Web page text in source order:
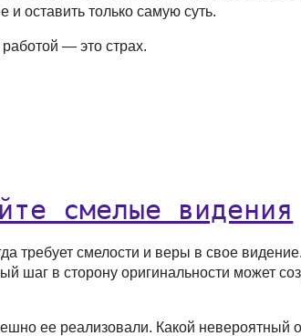
оставить только самую суть.
— это страх.
смелые видения
требует смелости и веры в свое
шаг в сторону оригинальности может
ее реализовали. Какой невероятный